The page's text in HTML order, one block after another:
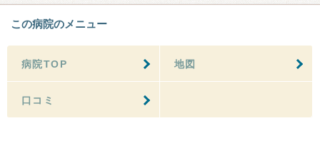
この病院のメニュー
病院TOP 地図
口コミ